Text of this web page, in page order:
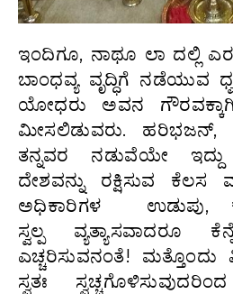
ಇಂದಿಗೂ, ನಾಥೂ ಲಾ ದಲ್ಲಿ
ಬಾಂಧವ್ಯ ವೃದ್ಧಿಗೆ ನಡೆಯುವ
ಯೋಧರು ಅವನ
ಮೀಸಲಿಡುವರು. ಹರಿಭಜನ್,
ತನ್ನವರ ನಡುವೆಯೇ ಇದ್ದು
ದೇಶವನ್ನು ರಕ್ಷಿಸುವ ಕೆಲಸ
ಅಧಿಕಾರಿಗಳ ಉಡುಪು,
ಸ್ವಲ್ಪ ವ್ಯತ್ಯಾಸವಾದರೂ
ಎಚ್ಚರಿಸುವನಂತೆ!
ಸ್ವತಃ